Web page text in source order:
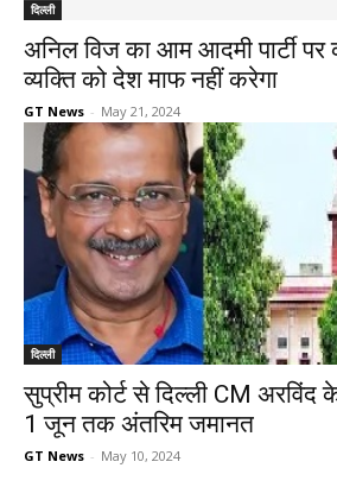
दिल्ली
अनिल विज का आम आदमी पार्टी पर
व्यक्ति को देश माफ नहीं करेगा
GT News - May 21, 2024
दिल्ली
सुप्रीम कोर्ट से दिल्ली CM अरविंद
1 जून तक अंतरिम जमानत
GT News - May 10, 2024